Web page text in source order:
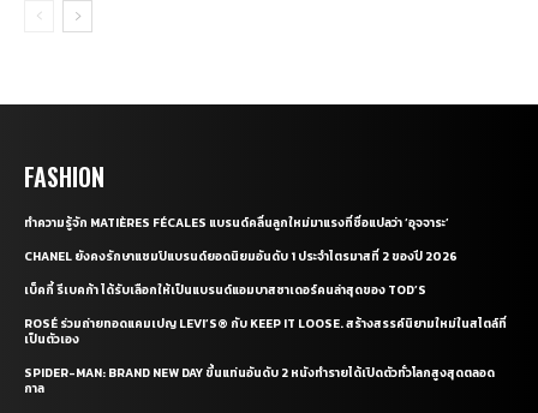
FASHION
ทำความรู้จัก MATIÈRES FÉCALES แบรนด์คลื่นลูกใหม่มาแรงที่ชื่อแปลว่า ‘อุจจาระ’
CHANEL ยังคงรักษาแชมป์แบรนด์ยอดนิยมอันดับ 1 ประจำไตรมาสที่ 2 ของปี 2026
เบ็คกี้ รีเบคก้า ได้รับเลือกให้เป็นแบรนด์แอมบาสซาเดอร์คนล่าสุดของ TOD’S
ROSÉ ร่วมถ่ายทอดแคมเปญ LEVI’S® กับ KEEP IT LOOSE. สร้างสรรค์นิยามใหม่ในสไตล์ที่
เป็นตัวเอง
SPIDER-MAN: BRAND NEW DAY ขึ้นแท่นอันดับ 2 หนังทำรายได้เปิดตัวทั่วโลกสูงสุดตลอด
กาล